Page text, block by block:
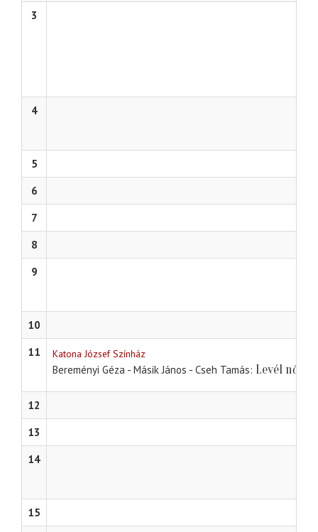
3
4
5
6
7
8
9
10
11
Katona József Színház
Bereményi Géza - Másik János - Cseh Tamás Levél
12
13
14
15